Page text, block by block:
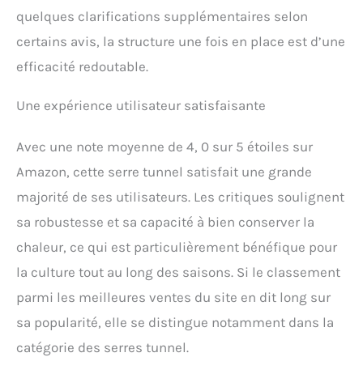
quelques clarifications supplémentaires selon
certains avis, la structure une fois en place est d’une
efficacité redoutable.
Une expérience utilisateur satisfaisante
Avec une note moyenne de 4, 0 sur 5 étoiles sur
Amazon, cette serre tunnel satisfait une grande
majorité de ses utilisateurs. Les critiques soulignent
sa robustesse et sa capacité à bien conserver la
chaleur, ce qui est particulièrement bénéfique pour
la culture tout au long des saisons. Si le classement
parmi les meilleures ventes du site en dit long sur
sa popularité, elle se distingue notamment dans la
catégorie des serres tunnel.